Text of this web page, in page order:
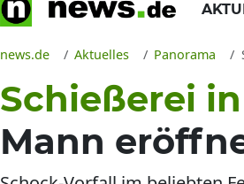
news.de Aktuelles Panorama
Schießerei
Mann